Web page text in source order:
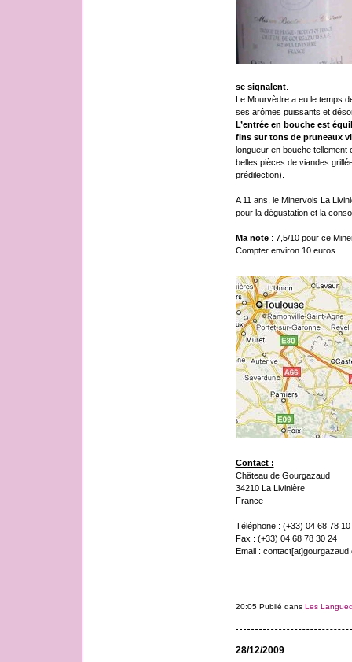
se signalent.
Le Mourvèdre a eu le temps
ses arômes puissants et
L’entrée en bouche est
fins sur tons de pruneaux
longueur en bouche
belles pièces de viandes
prédilection).
A 11 ans, le Minervois La
pour la dégustation et la
Ma note: 7,5/10 pour ce
Compter environ 10 euros.
Contact :
Château de Gourgazaud
34210 La Livinière
France
Téléphone : (+33) 04 68 78 10
Fax : (+33) 04 68 78 30 24
Email :
20:05 Publié dans Les
28/12/2009